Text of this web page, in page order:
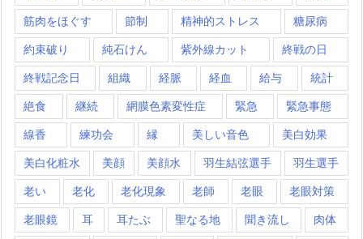
筋肉をほぐす 節制 精神的ストレス 糖尿病
約束破り 純石けん 紫外線カット 終戦の日
終戦記念日 組織 経脈 経血 給与 統計
絶食 継続 網膜色素変性症 緊急 緊急事態
線香 練功会 縁 美しい音色 美白効果
美白化粧水 美顔 美顔水 羽生結弦選手 羽生選手
老い 老化 老化現象 老師 老眼 老眼対策
老眼鏡 耳 耳たぶ 聖なる地 聞き流し 肉体